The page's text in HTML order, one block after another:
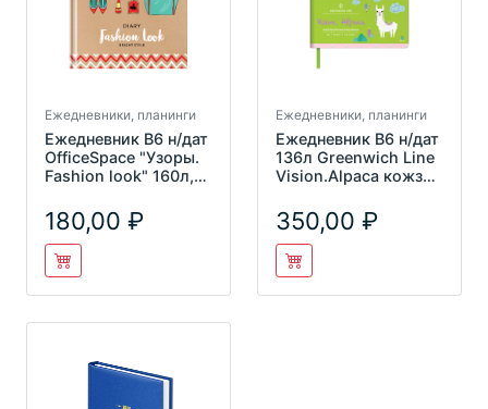
Ежедневники, планинги
Ежедневник В6 н/дат
OfficeSpace "Узоры.
Fashion look" 160л,
180,00
Ежедневники, планинги
Ежедневник В6 н/дат
136л Greenwich Line
Vision.Alpaca кожзам
350,00